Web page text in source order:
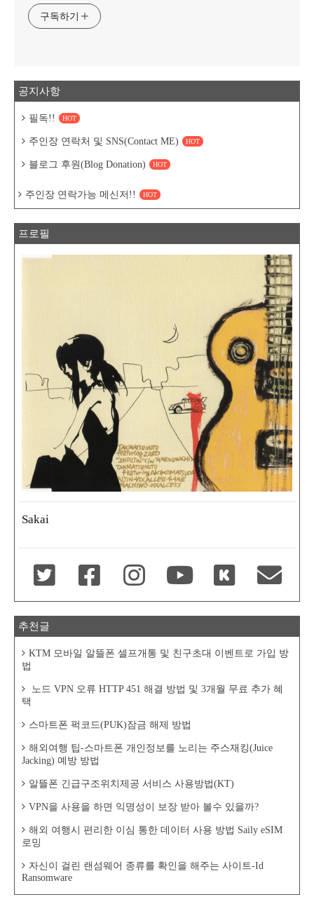
구독하기
공지사항
필독!! HOT
주인장 연락처 및 SNS(Contact ME) HOT
블로그 후원(Blog Donation) HOT
주인장 연락가능 메신저!! HOT
프로필
Sakai
추천글
KTM 모바일 알뜰폰 셀프개통 및 친구초대 이벤트로 가입 방
법
노드 VPN 오류 HTTP 451 해결 방법 및 3개월 무료 추가 혜
택
스마트폰 퍽코드(PUK)잠금 해제 방법
해외여행 팁-스마트폰 개인정보를 노리는 주스재킹(Juice
Jacking) 예방 방법
알뜰폰 긴급구조위치제공 서비스 사용방법(KT)
VPN을 사용을 하면 익명성이 보장 받아 볼수 있을까?
해외 여행시 편리한 이심 통한 데이터 사용 방법 Saily eSIM
로밍
자신이 걸린 랜섬웨어 종류를 확인을 해주는 사이트-Id
Ransomware